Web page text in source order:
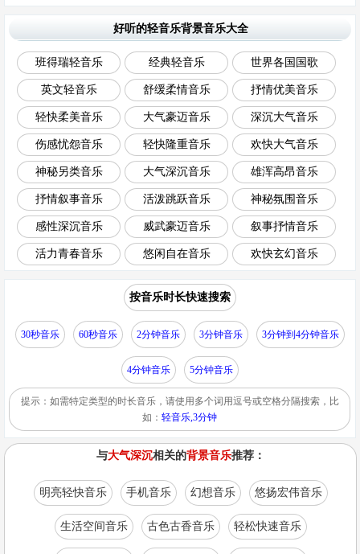
好听的轻音乐背景音乐大全
班得瑞轻音乐 经典轻音乐 世界各国国歌
英文轻音乐 舒缓柔情音乐 抒情优美音乐
轻快柔美音乐 大气豪迈音乐 深沉大气音乐
伤感忧怨音乐 轻快隆重音乐 欢快大气音乐
神秘另类音乐 大气深沉音乐 雄浑高昂音乐
抒情叙事音乐 活泼跳跃音乐 神秘氛围音乐
感性深沉音乐 威武豪迈音乐 叙事抒情音乐
活力青春音乐 悠闲自在音乐 欢快玄幻音乐
按音乐时长快速搜索
30秒音乐 60秒音乐 2分钟音乐 3分钟音乐 3分钟到4分钟音乐
4分钟音乐 5分钟音乐
提示：如需特定类型的时长音乐，请使用多个词用逗号或空格分隔搜索，比
如：轻音乐,3分钟
与大气深沉相关的背景音乐推荐：
明亮轻快音乐 手机音乐 幻想音乐 悠扬宏伟音乐
生活空间音乐 古色古香音乐 轻松快速音乐